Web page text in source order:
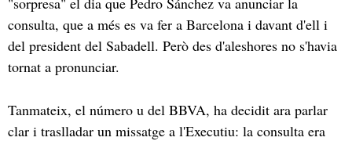
consulta, que a més es va fer a Barcelona i davant d'ell i
del president del Sabadell. Però des d'aleshores no s'havia
tornat a pronunciar.
Tanmateix, el número u del BBVA, ha decidit ara parlar
clar i traslladar un missatge a l'Executiu: la consulta era